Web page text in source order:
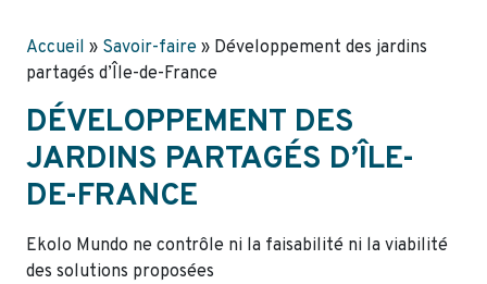
Accueil » Savoir-faire » Développement des jardins
partagés d’Île-de-France
DÉVELOPPEMENT DES
JARDINS PARTAGÉS D’ÎLE-
DE-FRANCE
Ekolo Mundo ne contrôle ni la faisabilité ni la viabilité
des solutions proposées